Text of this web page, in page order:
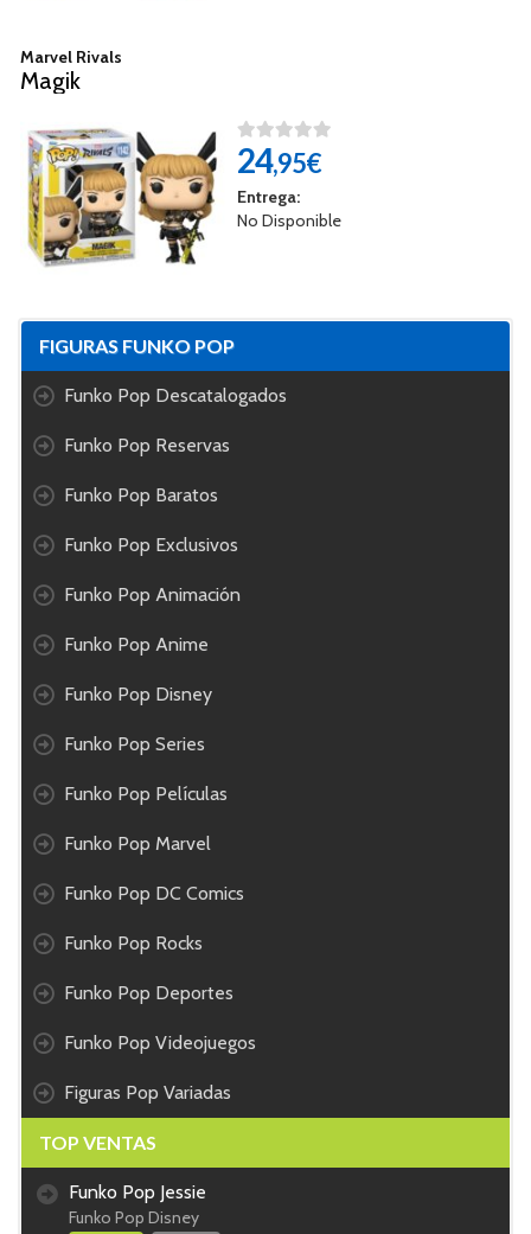
Marvel Rivals
Magik
24,95€
Entrega:
No Disponible
FIGURAS FUNKO POP
Funko Pop Descatalogados
Funko Pop Reservas
Funko Pop Baratos
Funko Pop Exclusivos
Funko Pop Animación
Funko Pop Anime
Funko Pop Disney
Funko Pop Series
Funko Pop Películas
Funko Pop Marvel
Funko Pop DC Comics
Funko Pop Rocks
Funko Pop Deportes
Funko Pop Videojuegos
Figuras Pop Variadas
TOP VENTAS
Funko Pop Jessie
Funko Pop Disney